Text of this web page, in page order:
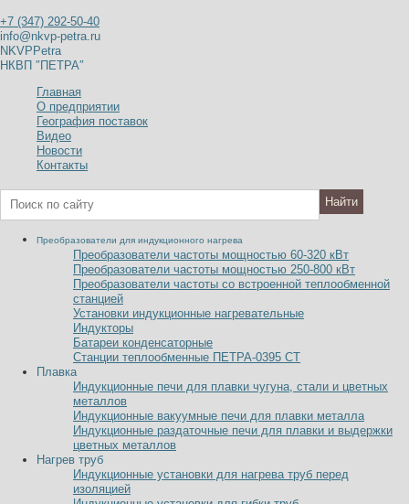
+7 (347) 292-50-40
info@nkvp-petra.ru
NKVPPetra
НКВП ″ПЕТРА″
Главная
О предприятии
География поставок
Видео
Новости
Контакты
Преобразователи для индукционного нагрева
Преобразователи частоты мощностью 60-320 кВт
Преобразователи частоты мощностью 250-800 кВт
Преобразователи частоты со встроенной теплообменной
станцией
Установки индукционные нагревательные
Индукторы
Батареи конденсаторные
Станции теплообменные ПЕТРА-0395 СТ
Плавка
Индукционные печи для плавки чугуна, стали и цветных
металлов
Индукционные вакуумные печи для плавки металла
Индукционные раздаточные печи для плавки и выдержки
цветных металлов
Нагрев труб
Индукционные установки для нагрева труб перед
изоляцией